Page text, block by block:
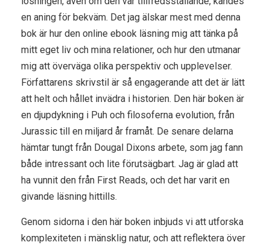
en aning för bekväm. Det jag älskar mest med denna
bok är hur den online ebook läsning mig att tänka på
mitt eget liv och mina relationer, och hur den utmanar
mig att överväga olika perspektiv och upplevelser.
Författarens skrivstil är så engagerande att det är lätt
att helt och hållet invädra i historien. Den här boken är
en djupdykning i Puh och filosoferna evolution, från
Jurassic till en miljard år framåt. De senare delarna
hämtar tungt från Dougal Dixons arbete, som jag fann
både intressant och lite förutsägbart. Jag är glad att
ha vunnit den från First Reads, och det har varit en
givande läsning hittills.
Genom sidorna i den här boken inbjuds vi att utforska
komplexiteten i mänsklig natur, och att reflektera över